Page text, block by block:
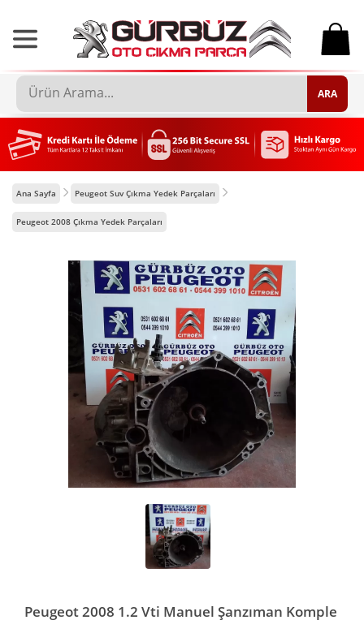
0
ARA
Ana Sayfa Peugeot Suv Çıkma Yedek Parçaları
Peugeot 2008 Çıkma Yedek Parçaları
Peugeot 2008 1.2 Vti Manuel Şanzıman Komple